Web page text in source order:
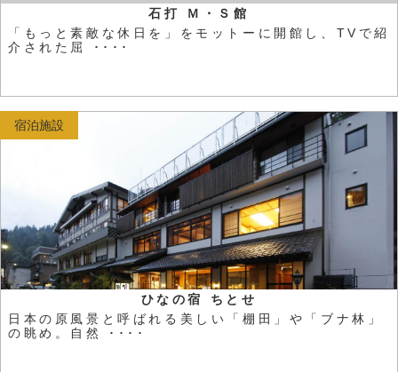
石打 Ｍ・Ｓ館
「もっと素敵な休日を」をモットーに開館し、TVで紹
介された屈 ････
ひなの宿 ちとせ
日本の原風景と呼ばれる美しい「棚田」や「ブナ林」
の眺め。自然 ････
宿泊施設